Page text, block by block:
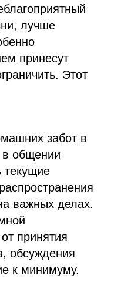
лучше
принесут
Этот
забот в
в общении
текущие
важных делах.
принятия
обсуждения
к минимуму.